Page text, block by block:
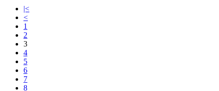
|<
<
1
2
3
4
5
6
7
8